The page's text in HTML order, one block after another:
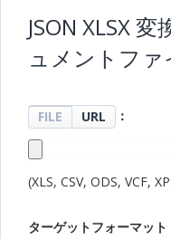
JSON XLSX
ュメントフ
FILE URL ：
(XLS, CSV, ODS, VCF,
ターゲットフォーマット